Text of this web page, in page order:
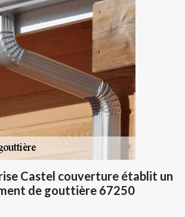
Castel couverture établit un
de gouttière 67250